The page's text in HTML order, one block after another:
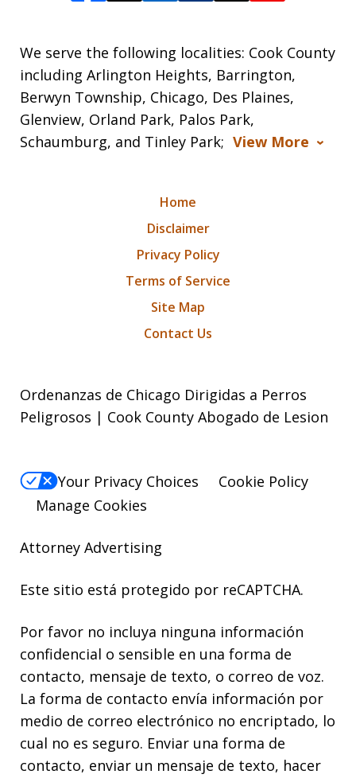
We serve the following localities: Cook County
including Arlington Heights, Barrington,
Berwyn Township, Chicago, Des Plaines,
Glenview, Orland Park, Palos Park,
Schaumburg, and Tinley Park; View More
Home
Disclaimer
Privacy Policy
Terms of Service
Site Map
Contact Us
Ordenanzas de Chicago Dirigidas a Perros
Peligrosos | Cook County Abogado de Lesion
Your Privacy Choices
Cookie Policy
Manage Cookies
Attorney Advertising
Este sitio está protegido por reCAPTCHA.
Por favor no incluya ninguna información
confidencial o sensible en una forma de
contacto, mensaje de texto, o correo de voz.
La forma de contacto envía información por
medio de correo electrónico no encriptado, lo
cual no es seguro. Enviar una forma de
contacto, enviar un mensaje de texto, hacer